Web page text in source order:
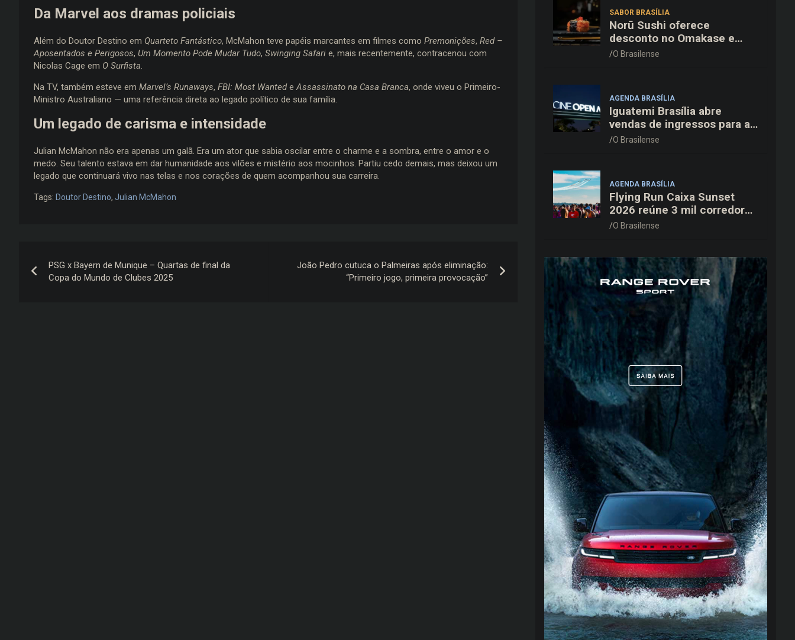
Da Marvel aos dramas policiais
Além do Doutor Destino em Quarteto Fantástico, McMahon teve papéis marcantes em filmes como Premonições, Red –
Aposentados e Perigosos, Um Momento Pode Mudar Tudo, Swinging Safari e, mais recentemente, contracenou com
Nicolas Cage em O Surfista
Na TV, também esteve em Marvel’s Runaways, FBI: Most Wantede Assassinato na Casa Branca, onde viveu o Primeiro-
Ministro Australiano — uma referência direta ao legado político de sua família.
Um legado de carisma e intensidade
Julian McMahon não era apenas um galã. Era um ator que sabia oscilar entre o charme e a sombra, entre o amor e o
medo. Seu talento estava em dar humanidade aos vilões e mistério aos mocinhos. Partiu cedo demais, mas deixou um
legado que continuará vivo nas telas e nos corações de quem acompanhou sua carreira.
Tags: Doutor Destino, Julian McMahon
de
PSG x Bayern de Munique – Quartas de final da
Copa do Mundo de Clubes 2025
João Pedro cutuca o Palmeiras após eliminação:
“Primeiro jogo, primeira provocação”
SABOR BRASÍLIA
Norū Sushi oferece
desconto no Omakase e
cortesia completa para os
O Brasilense
AGENDA BRASÍLIA
Iguatemi Brasília abre
vendas de ingressos para a
3ª edição do Cine Open Air
O Brasilense
AGENDA BRASÍLIA
Flying Run Caixa Sunset
2026 reúne 3 mil corredores
na pista do Aeroporto de
O Brasilense